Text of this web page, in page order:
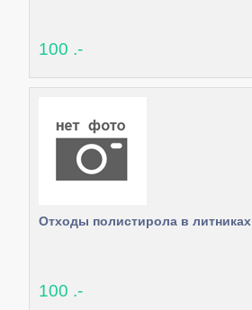
100 .-
Отходы полистирола в литниках
100 .-